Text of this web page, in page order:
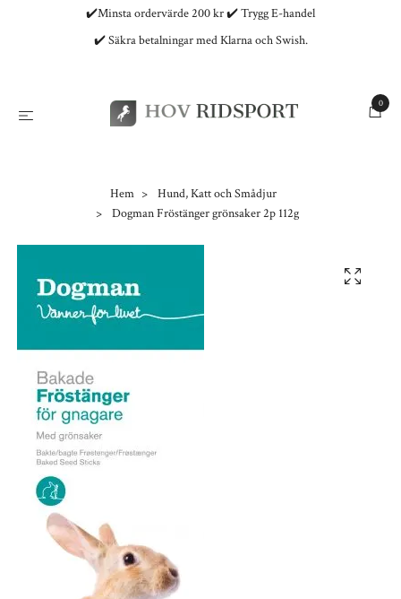
✔️Minsta ordervärde 200 kr ✔️ Trygg E-handel
✔️ Säkra betalningar med Klarna och Swish.
0
Hem
Hund, Katt och Smådjur
Dogman Fröstänger grönsaker 2p 112g